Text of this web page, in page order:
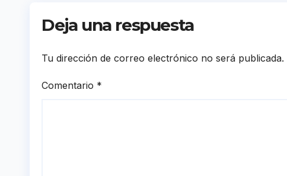
Deja una respuesta
Tu dirección de correo electrónico no será publicada.
Comentario *